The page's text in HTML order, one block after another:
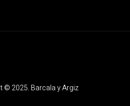
© 2025. Barcala y Argiz